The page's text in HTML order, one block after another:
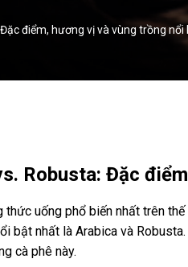
điểm, hương vị và vùng trồng
Robusta: Đặc
thức uống phổ biến nhất trên
bật nhất là Arabica và
cà phê này.